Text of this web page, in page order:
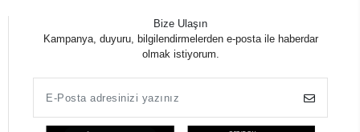
Bize Ulaşın
Kampanya, duyuru, bilgilendirmelerden e-posta ile haberdar
olmak istiyorum.